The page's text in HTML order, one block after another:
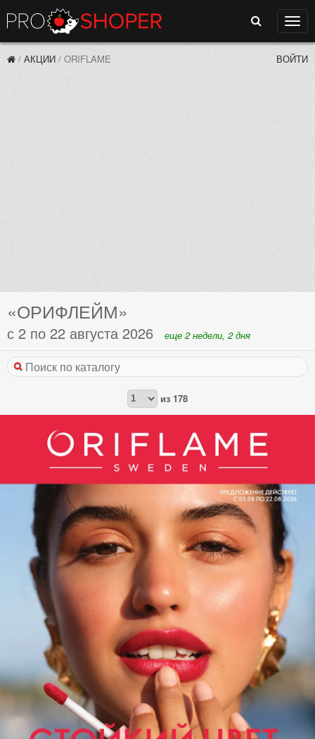
Поиск
/ АКЦИИ / ORIFLAME ВОЙТИ
«ОРИФЛЕЙМ»
с 2 по 22 августа 2026 еще 2 недели, 2 дня
из 178